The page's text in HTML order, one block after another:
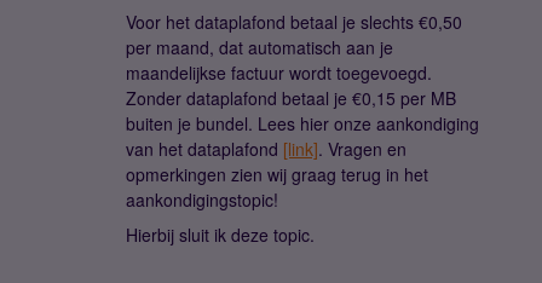
Voor het dataplafond betaal je slechts €0,50
per maand, dat automatisch aan je
maandelijkse factuur wordt toegevoegd.
Zonder dataplafond betaal je €0,15 per MB
buiten je bundel. Lees hier onze aankondiging
van het dataplafond [link]. Vragen en
opmerkingen zien wij graag terug in het
aankondigingstopic!
Hierbij sluit ik deze topic.